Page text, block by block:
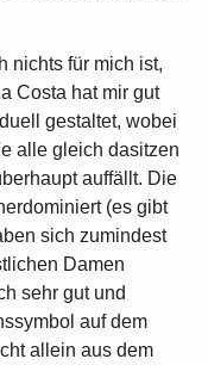
nichts für mich ist,
Costa hat mir gut
gestaltet, wobei
alle gleich dasitzen
auffällt. Die
(es gibt
sich zumindest
Damen
sehr gut und
auf dem
allein aus dem